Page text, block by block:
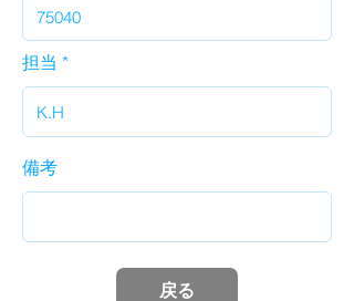
担当
備考
戻る